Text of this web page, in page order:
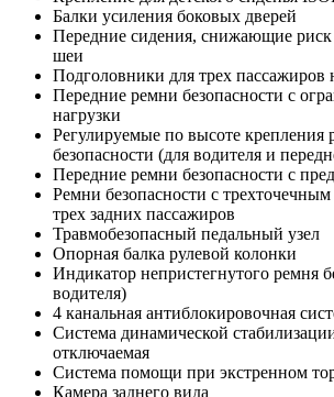
Балки усиления боковых дверей
Передние сидения, снижающие
шеи
Подголовники для трех пассажиров
Передние ремни безопасности с
нагрузки
Регулируемые по высоте крепления
безопасности (для водителя и
Передние ремни безопасности с
Ремни безопасности с
трех задних пассажиров
Травмобезопасный педальный узел
Опорная балка рулевой колонки
Индикатор непристегнутого ремня
водителя)
4 канальная антиблокировочная
Система динамической
отключаемая
Система помощи при экстренном
Камера заднего вида